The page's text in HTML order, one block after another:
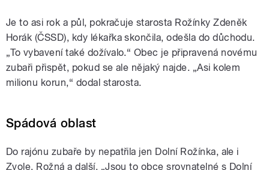
Je to asi rok a půl, pokračuje starosta Rožínky Zdeněk
Horák (ČSSD), kdy lékařka skončila, odešla do důchodu.
„To vybavení také dožívalo.“ Obec je připravená novému
zubaři přispět, pokud se ale nějaký najde. „Asi kolem
milionu korun,“ dodal starosta.
Spádová oblast
Do rajónu zubaře by nepatřila jen Dolní Rožínka, ale i
Zvole, Rožná a další. „Jsou to obce srovnatelné s Dolní